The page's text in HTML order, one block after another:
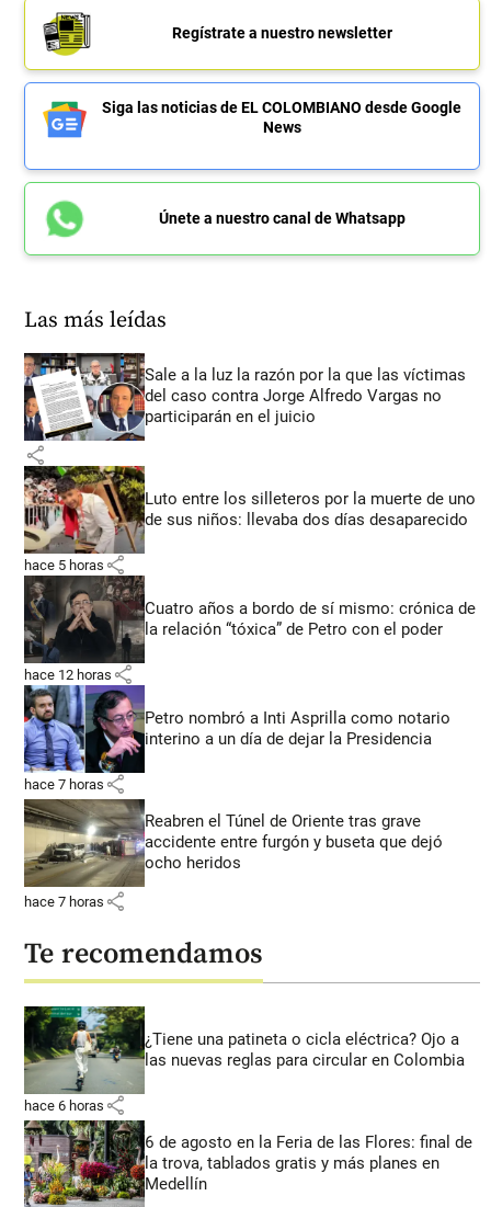
Regístrate a nuestro newsletter
Siga las noticias de EL COLOMBIANO desde Google
News
Únete a nuestro canal de Whatsapp
Las más leídas
Sale a la luz la razón por la que las víctimas
del caso contra Jorge Alfredo Vargas no
participarán en el juicio
share
Luto entre los silleteros por la muerte de uno
de sus niños: llevaba dos días desaparecido
hace 5 horas share
Cuatro años a bordo de sí mismo: crónica de
la relación “tóxica” de Petro con el poder
hace 12 horas share
Petro nombró a Inti Asprilla como notario
interino a un día de dejar la Presidencia
hace 7 horas share
Reabren el Túnel de Oriente tras grave
accidente entre furgón y buseta que dejó
ocho heridos
hace 7 horas share
Te recomendamos
¿Tiene una patineta o cicla eléctrica? Ojo a
las nuevas reglas para circular en Colombia
hace 6 horas share
6 de agosto en la Feria de las Flores: final de
la trova, tablados gratis y más planes en
Medellín